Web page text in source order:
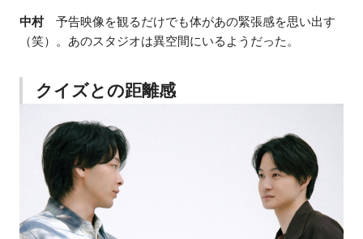
中村予告映像を観るだけでも体があの緊張感を思い出す
（笑）。あのスタジオは異空間にいるようだった。
クイズとの距離感